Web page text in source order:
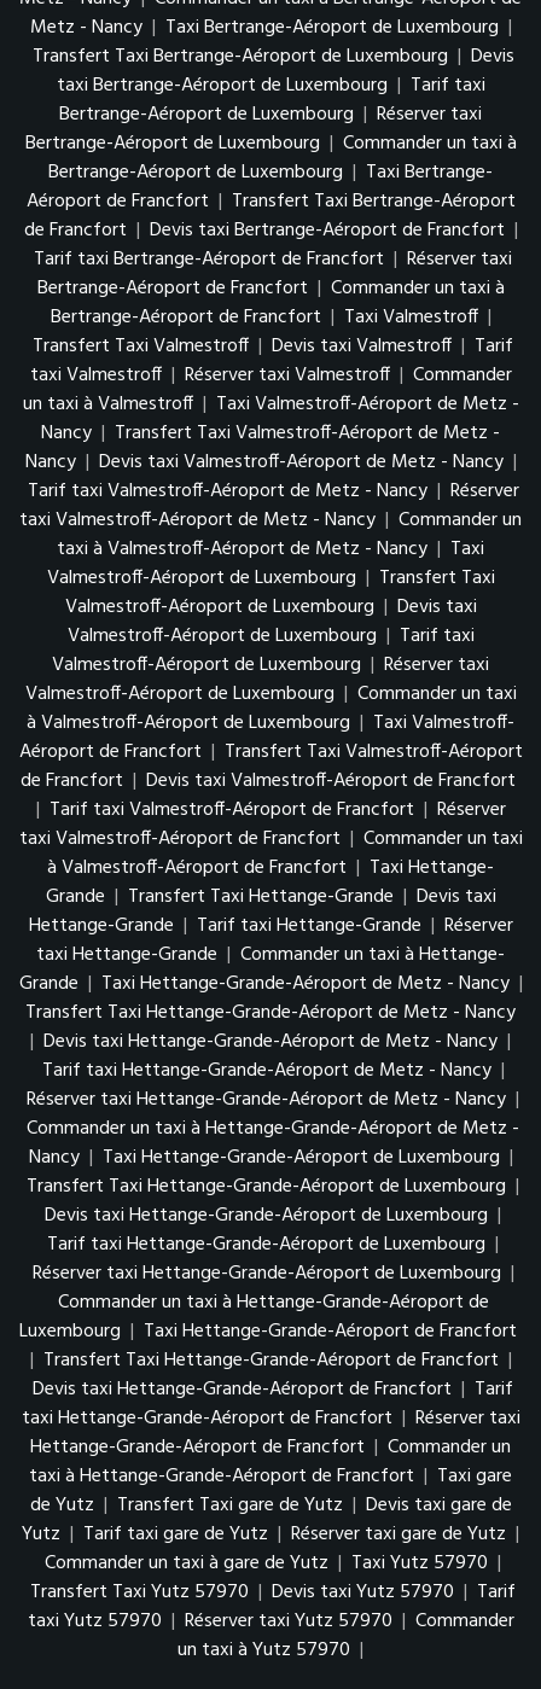
Metz - Nancy | Taxi Bertrange-Aéroport de Luxembourg |
Transfert Taxi Bertrange-Aéroport de Luxembourg | Devis
taxi Bertrange-Aéroport de Luxembourg | Tarif taxi
Bertrange-Aéroport de Luxembourg | Réserver taxi
Bertrange-Aéroport de Luxembourg | Commander un taxi à
Bertrange-Aéroport de Luxembourg | Taxi Bertrange-
Aéroport de Francfort | Transfert Taxi Bertrange-Aéroport
de Francfort | Devis taxi Bertrange-Aéroport de Francfort |
Tarif taxi Bertrange-Aéroport de Francfort | Réserver taxi
Bertrange-Aéroport de Francfort | Commander un taxi à
Bertrange-Aéroport de Francfort | Taxi Valmestroff |
Transfert Taxi Valmestroff | Devis taxi Valmestroff | Tarif
taxi Valmestroff | Réserver taxi Valmestroff | Commander
un taxi à Valmestroff | Taxi Valmestroff-Aéroport de Metz -
Nancy | Transfert Taxi Valmestroff-Aéroport de Metz -
Nancy | Devis taxi Valmestroff-Aéroport de Metz - Nancy |
Tarif taxi Valmestroff-Aéroport de Metz - Nancy | Réserver
taxi Valmestroff-Aéroport de Metz - Nancy | Commander un
taxi à Valmestroff-Aéroport de Metz - Nancy | Taxi
Valmestroff-Aéroport de Luxembourg | Transfert Taxi
Valmestroff-Aéroport de Luxembourg | Devis taxi
Valmestroff-Aéroport de Luxembourg | Tarif taxi
Valmestroff-Aéroport de Luxembourg | Réserver taxi
Valmestroff-Aéroport de Luxembourg | Commander un taxi
à Valmestroff-Aéroport de Luxembourg | Taxi Valmestroff-
Aéroport de Francfort | Transfert Taxi Valmestroff-Aéroport
de Francfort | Devis taxi Valmestroff-Aéroport de Francfort
| Tarif taxi Valmestroff-Aéroport de Francfort | Réserver
taxi Valmestroff-Aéroport de Francfort | Commander un taxi
à Valmestroff-Aéroport de Francfort | Taxi Hettange-
Grande | Transfert Taxi Hettange-Grande | Devis taxi
Hettange-Grande | Tarif taxi Hettange-Grande | Réserver
taxi Hettange-Grande | Commander un taxi à Hettange-
Grande | Taxi Hettange-Grande-Aéroport de Metz - Nancy |
Transfert Taxi Hettange-Grande-Aéroport de Metz - Nancy
| Devis taxi Hettange-Grande-Aéroport de Metz - Nancy |
Tarif taxi Hettange-Grande-Aéroport de Metz - Nancy |
Réserver taxi Hettange-Grande-Aéroport de Metz - Nancy |
Commander un taxi à Hettange-Grande-Aéroport de Metz -
Nancy | Taxi Hettange-Grande-Aéroport de Luxembourg |
Transfert Taxi Hettange-Grande-Aéroport de Luxembourg |
Devis taxi Hettange-Grande-Aéroport de Luxembourg |
Tarif taxi Hettange-Grande-Aéroport de Luxembourg |
Réserver taxi Hettange-Grande-Aéroport de Luxembourg |
Commander un taxi à Hettange-Grande-Aéroport de
Luxembourg | Taxi Hettange-Grande-Aéroport de Francfort
| Transfert Taxi Hettange-Grande-Aéroport de Francfort |
Devis taxi Hettange-Grande-Aéroport de Francfort | Tarif
taxi Hettange-Grande-Aéroport de Francfort | Réserver taxi
Hettange-Grande-Aéroport de Francfort | Commander un
taxi à Hettange-Grande-Aéroport de Francfort | Taxi gare
de Yutz | Transfert Taxi gare de Yutz | Devis taxi gare de
Yutz | Tarif taxi gare de Yutz | Réserver taxi gare de Yutz |
Commander un taxi à gare de Yutz | Taxi Yutz 57970 |
Transfert Taxi Yutz 57970 | Devis taxi Yutz 57970 | Tarif
taxi Yutz 57970 | Réserver taxi Yutz 57970 | Commander
un taxi à Yutz 57970 |